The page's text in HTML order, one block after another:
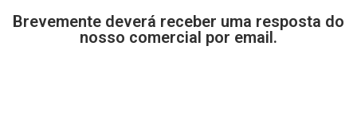
Brevemente deverá receber uma resposta do
nosso comercial por email.